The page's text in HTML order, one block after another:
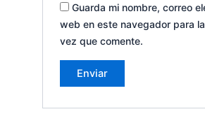
Guarda mi nombre, correo
web en este navegador para
vez que comente.